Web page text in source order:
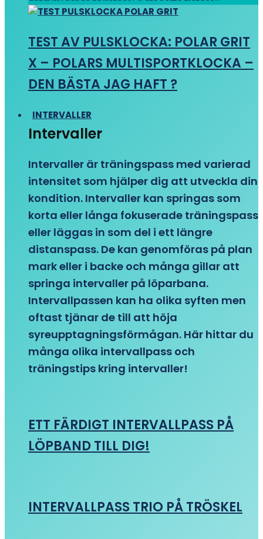
TEST AV PULSKLOCKA: POLAR GRIT
X – POLARS MULTISPORTKLOCKA –
DEN BÄSTA JAG HAFT ?
INTERVALLER
Intervaller
Intervaller är träningspass med varierad
intensitet som hjälper dig att utveckla din
kondition. Intervaller kan springas som
korta eller långa fokuserade träningspass
eller läggas in som del i ett längre
distanspass. De kan genomföras på plan
mark eller i backe och många gillar att
springa intervaller på löparbana.
Intervallpassen kan ha olika syften men
oftast tjänar de till att höja
syreupptagningsförmågan. Här hittar du
många olika intervallpass och
träningstips kring intervaller!
ETT FÄRDIGT INTERVALLPASS PÅ
LÖPBAND TILL DIG!
INTERVALLPASS TRIO PÅ TRÖSKEL